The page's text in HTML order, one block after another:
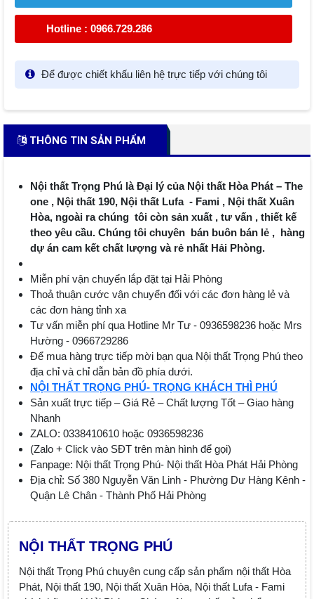
Hotline : 0966.729.286
Để được chiết khấu liên hệ trực tiếp với chúng tôi
THÔNG TIN SẢN PHẨM
Nội thất Trọng Phú là Đại lý của Nội thất Hòa Phát – The
one , Nội thất 190, Nội thất Lufa - Fami , Nội thất Xuân
Hòa, ngoài ra chúng tôi còn sản xuất , tư vấn , thiết kế
theo yêu cầu. Chúng tôi chuyên bán buôn bán lẻ , hàng
dự án cam kết chất lượng và rẻ nhất Hải Phòng.
Miễn phí vận chuyển lắp đặt tại Hải Phòng
Thoả thuận cước vận chuyển đối với các đơn hàng lẻ và
các đơn hàng tỉnh xa
Tư vấn miễn phí qua Hotline Mr Tư - 0936598236 hoặc Mrs
Hường - 0966729286
Để mua hàng trực tiếp mời bạn qua Nội thất Trọng Phú theo
địa chỉ và chỉ dẫn bản đồ phía dưới.
NỘI THẤT TRỌNG PHÚ- TRỌNG KHÁCH THÌ PHÚ
Sản xuất trực tiếp – Giá Rẻ – Chất lượng Tốt – Giao hàng
Nhanh
ZALO: 0338410610 hoặc 0936598236
(Zalo + Click vào SĐT trên màn hình để gọi)
Fanpage: Nội thất Trọng Phú- Nội thất Hòa Phát Hải Phòng
Địa chỉ: Số 380 Nguyễn Văn Linh - Phường Dư Hàng Kênh -
Quận Lê Chân - Thành Phố Hải Phòng
NỘI THẤT TRỌNG PHÚ
Nội thất Trọng Phú chuyên cung cấp sản phẩm nội thất Hòa
Phát, Nội thất 190, Nội thất Xuân Hòa, Nội thất Lufa - Fami